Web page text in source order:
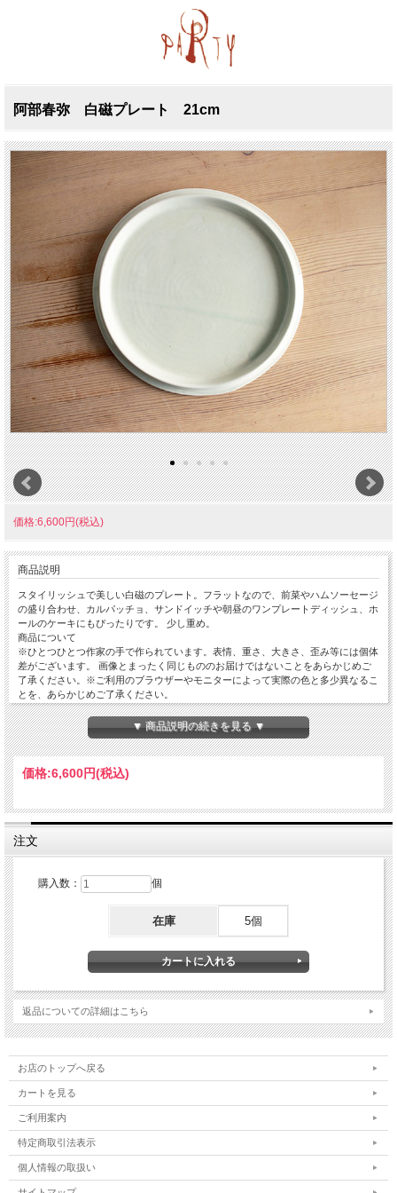
阿部春弥 白磁プレート 21cm
価格:6,600円(税込)
商品説明
スタイリッシュで美しい白磁のプレート。フラットなので、前菜やハムソーセージ
の盛り合わせ、カルパッチョ、サンドイッチや朝昼のワンプレートディッシュ、ホ
ールのケーキにもぴったりです。 少し重め。
商品について
※ひとつひとつ作家の手で作られています。表情、重さ、大きさ、歪み等には個体
差がございます。 画像とまったく同じもののお届けではないことをあらかじめご
了承ください。※ご利用のブラウザーやモニターによって実際の色と多少異なるこ
とを、あらかじめご了承ください。
サイズ
径220(内径200)mm × 高さ15mm ※サイズや重さはだいたいの目安です。
重量:680g
▼ 商品説明の続きを見る ▼
価格:6,600円(税込)
注文
購入数： 個
在庫 5個
返品についての詳細はこちら
お店のトップへ戻る
カートを見る
ご利用案内
特定商取引法表示
個人情報の取扱い